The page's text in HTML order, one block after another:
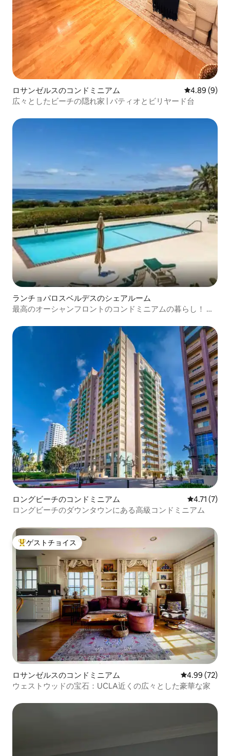
ロサンゼルスのコンドミニアム レビュー9件
4.89 (9)
広々としたビーチの隠れ家 | パティオとビリヤード台
ランチョパロスベルデスのシェアルーム
最高のオーシャンフロントのコンドミニアムの暮らし！ ！
ロングビーチのコンドミニアム レビュー7
4.71 (7)
ロングビーチのダウンタウンにある高級コンドミニアム
大好評のゲストチョイスです。
ゲストチョイス
ロサンゼルスのコンドミニアム レビュー72
4.99 (72)
ウェストウッドの宝石：UCLA近くの広々とした豪華な家